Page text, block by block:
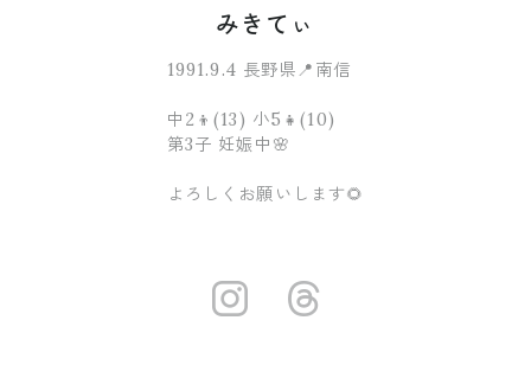
みきてぃ
1991.9.4 長野県📍南信
中2👦(13) 小5👧(10)
第3子 妊娠中🌸
よろしくお願いします🌻
https://